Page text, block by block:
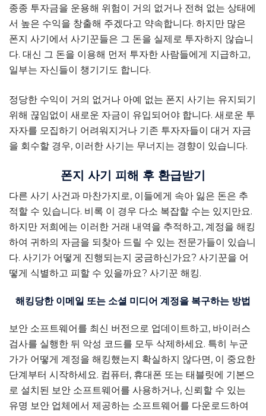
종종 투자금을 운용해 위험이 거의 없거나 전혀 없는 상태에
서 높은 수익을 창출해 주겠다고 약속합니다. 하지만 많은
폰지 사기에서 사기꾼들은 그 돈을 실제로 투자하지 않습니
다. 대신 그 돈을 이용해 먼저 투자한 사람들에게 지급하고,
일부는 자신들이 챙기기도 합니다.
정당한 수익이 거의 없거나 아예 없는 폰지 사기는 유지되기
위해 끊임없이 새로운 자금이 유입되어야 합니다. 새로운 투
자자를 모집하기 어려워지거나 기존 투자자들이 대거 자금
을 회수할 경우, 이러한 사기는 무너지는 경향이 있습니다.
폰지 사기 피해 후 환급받기
다른 사기 사건과 마찬가지로, 이들에게 속아 잃은 돈은 추
적할 수 있습니다. 비록 이 경우 다소 복잡할 수는 있지만요.
하지만 저희에는 이러한 거래 내역을 추적하고, 계정을 해킹
하여 귀하의 자금을 되찾아 드릴 수 있는 전문가들이 있습니
다. 사기가 어떻게 진행되는지 궁금하신가요? 사기꾼을 어
떻게 식별하고 피할 수 있을까요? 사기꾼 해킹.
해킹당한 이메일 또는 소셜 미디어 계정을 복구하는 방법
보안 소프트웨어를 최신 버전으로 업데이트하고, 바이러스
검사를 실행한 뒤 악성 코드를 모두 삭제하세요. 특히 누군
가가 어떻게 계정을 해킹했는지 확실하지 않다면, 이 중요한
단계부터 시작하세요. 컴퓨터, 휴대폰 또는 태블릿에 기본으
로 설치된 보안 소프트웨어를 사용하거나, 신뢰할 수 있는
유명 보안 업체에서 제공하는 소프트웨어를 다운로드하여